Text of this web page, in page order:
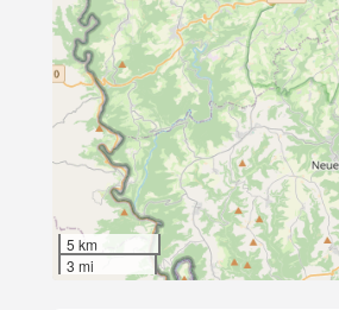
5 km
3 mi